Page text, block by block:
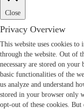
Close
Privacy Overview
This website uses cookies
through the website. Out of
necessary are stored on
basic functionalities of the
us analyze and understand
stored in your browser only
opt-out of these cookies. But